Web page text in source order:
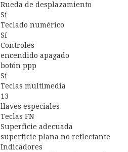
Rueda de desplazamiento
Sí
Teclado numérico
Sí
Controles
encendido apagado
botón ppp
Sí
Teclas multimedia
13
llaves especiales
Teclas FN
Superficie adecuada
superficie plana no reflectante
Indicadores